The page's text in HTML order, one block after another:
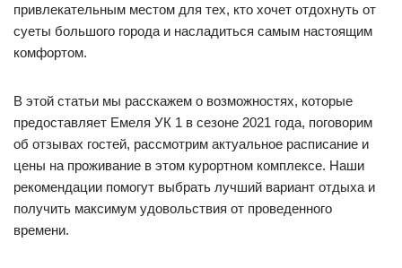
привлекательным местом для тех, кто хочет отдохнуть от
суеты большого города и насладиться самым настоящим
комфортом.
В этой статьи мы расскажем о возможностях, которые
предоставляет Емеля УК 1 в сезоне 2021 года, поговорим
об отзывах гостей, рассмотрим актуальное расписание и
цены на проживание в этом курортном комплексе. Наши
рекомендации помогут выбрать лучший вариант отдыха и
получить максимум удовольствия от проведенного
времени.